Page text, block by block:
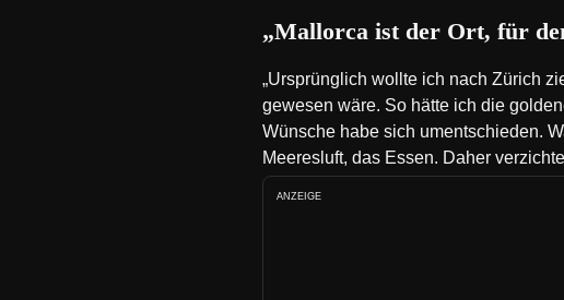
„Mallorca ist der Ort, für
„Ursprünglich wollte ich nach Zürich
gewesen wäre. So hätte ich die
Wünsche habe sich umentschieden.
Meeresluft, das Essen. Daher
ANZEIGE